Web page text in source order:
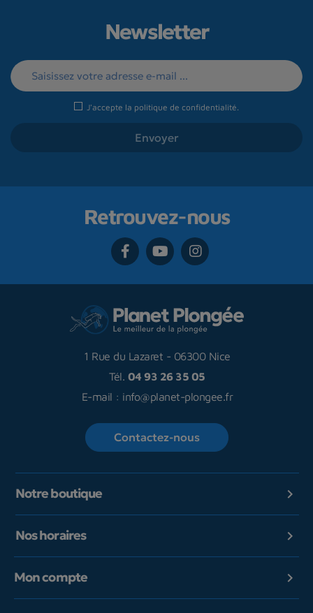
Newsletter
J'accepte la politique de confidentialité.
Retrouvez-nous
1 Rue du Lazaret - 06300 Nice
Tél. 04 93 26 35 05
E-mail : info@planet-plongee.fr
Contactez-nous
Notre boutique 
Nos horaires 
Mon compte 